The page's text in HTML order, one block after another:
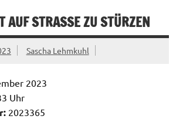
AUF STRASSE ZU STÜRZEN
Sascha Lehmkuhl
2023
Uhr
2023365